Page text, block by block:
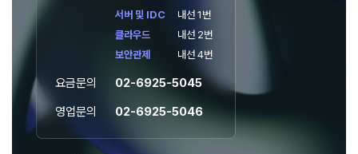
서버 및 IDC
내선 1번
클라우드
내선 2번
보안관제
내선 4번
요금문의
02-6925-5045
영업문의
02-6925-5046